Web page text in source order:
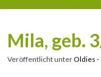
Mila, geb.
Veröffentlicht unterOldies -